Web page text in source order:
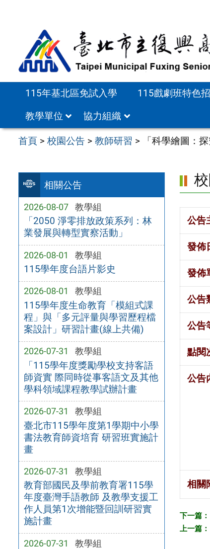
115年基北區免試入學 115戲劇班特色
教學單位
協力組織
首頁 >校園公告 >教師研習 > 「科學繪圖：
相關公告
2026-08-07 教學組
「2050 淨零排放政策系列：林
業發展與轉型實察活動」
2026-08-01 教學組
115學年度台語片影史
2026-08-01 教學組
115學年度生命教育「模組式課
程」與「多元評量與學習歷程檔
案設計」研習計畫(線上共備)
2026-07-31 教學組
「115學年度獎勵學校支持客語
師資實 際同時從事客語文及其他
學科領域課程教學試辦計畫
2026-07-31 教學組
臺北市115學年度第1學期中小學
書法教育師資培育 研習班實施計
畫
2026-07-31 教學組
教育部國民及學前教育署115學
年度臺灣手語教師 及教學支援工
作人員第1次增能暨回訓研習實
施計畫
2026-07-31 教學組
公告
發佈
發佈
公告
公告
點閱
公告
相關